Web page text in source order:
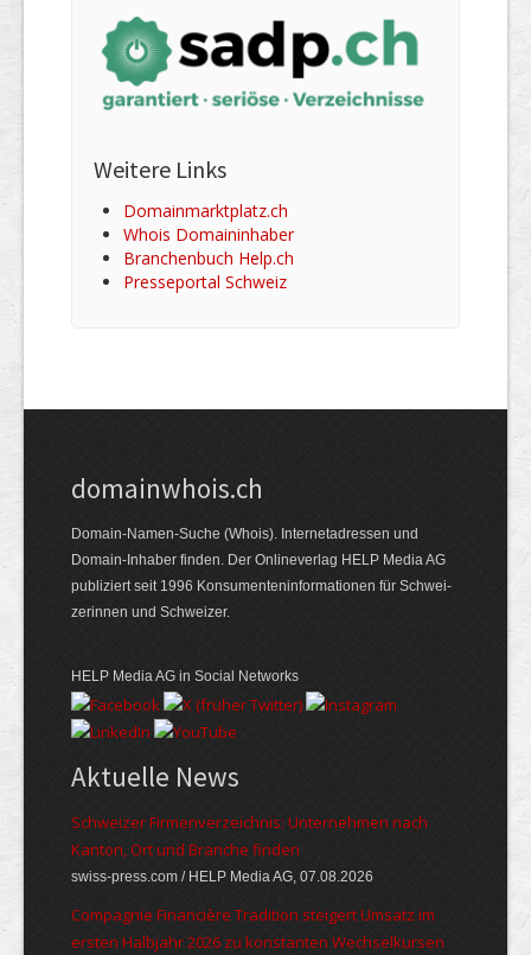
Weitere Links
Domainmarktplatz.ch
Whois Domaininhaber
Branchenbuch Help.ch
Presseportal Schweiz
domainwhois.ch
Domain-Namen-Suche (Whois). Internet­adressen und
Domain-Inhaber finden. Der Online­verlag HELP Media AG
publiziert seit 1996 Konsumenten­informationen für Schwei­
zerinnen und Schweizer.
HELP Media AG in Social Networks
Aktuelle News
Schweizer Firmenverzeichnis: Unternehmen nach
Kanton, Ort und Branche finden
swiss-press.com / HELP Media AG, 07.08.2026
Compagnie Financière Tradition steigert Umsatz im
ersten Halbjahr 2026 zu konstanten Wechselkursen